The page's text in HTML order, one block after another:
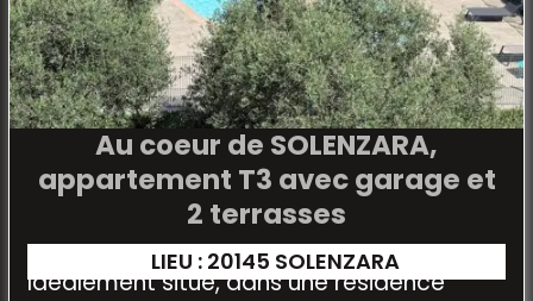
Au coeur de SOLENZARA,
appartement T3 avec garage et
2 terrasses
LIEU : 20145 SOLENZARA
Idéalement situé, dans une résidence